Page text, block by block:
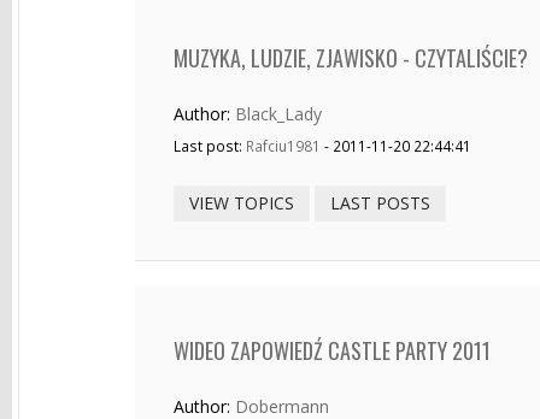
MUZYKA, LUDZIE, ZJAWISKO - CZYTALIŚCIE?
Author: Black_Lady
Last post: Rafciu1981 - 2011-11-20 22:44:41
VIEW TOPICS LAST POSTS
WIDEO ZAPOWIEDŹ CASTLE PARTY 2011
Author: Dobermann